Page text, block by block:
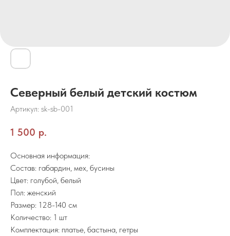
Северный белый детский костюм
Артикул: sk-sb-001
1 500 р.
Основная информация:
Состав: габардин, мех, бусины
Цвет: голубой, белый
Пол: женский
Размер: 128-140 см
Количество: 1 шт
Комплектация: платье, бастына, гетры